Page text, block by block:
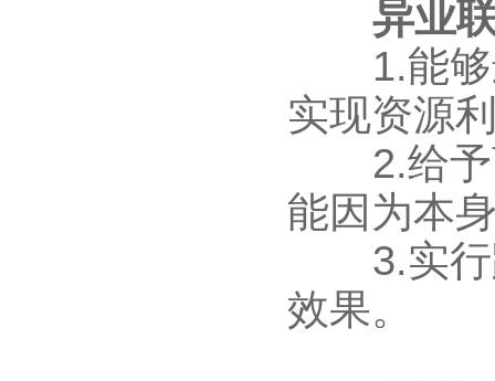
异业
1.能够
实现资源
2.给予
能因为本
3.实行
效果。